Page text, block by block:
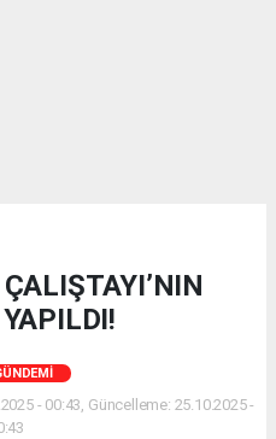
- 00:43, Güncelleme: 25.10.2025 -